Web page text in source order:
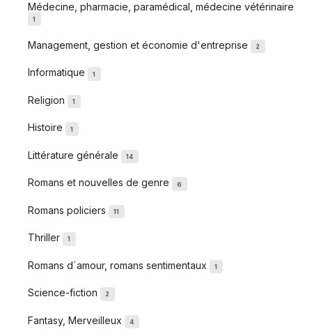
Médecine, pharmacie, paramédical, médecine vétérinaire
1
Management, gestion et économie d'entreprise 2
Informatique 1
Religion 1
Histoire 1
Littérature générale 14
Romans et nouvelles de genre 6
Romans policiers 11
Thriller 1
Romans d´amour, romans sentimentaux 1
Science-fiction 2
Fantasy, Merveilleux 4